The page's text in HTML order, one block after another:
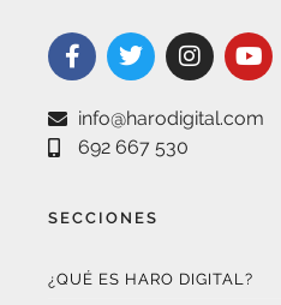
info@harodigital.com
692 667 530
SECCIONES
¿QUÉ ES HARO DIGITAL?